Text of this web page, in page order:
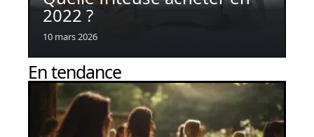
2022 ?
10 mars 2026
En tendance